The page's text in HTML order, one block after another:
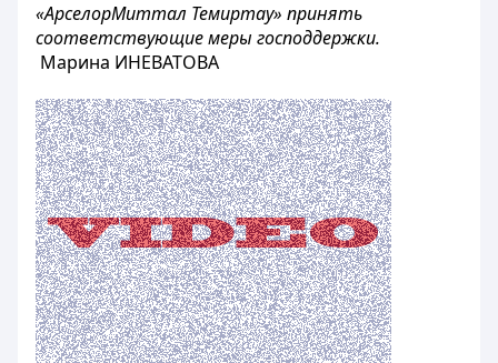
«АрселорМиттал Темиртау» принять
соответствующие меры господдержки.
Марина ИНЕВАТОВА